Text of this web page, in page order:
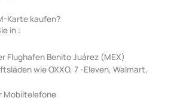
Karte kaufen?
in :
Flughafen Benito Juárez (MEX)
wie OXXO, 7 -Eleven, Walmart,
Mobiltelefone